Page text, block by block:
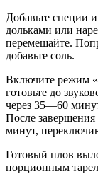
Добавьте специи
дольками или
перемешайте.
добавьте соль.
Включите режим
готовьте до
через 35—60
После завершения
минут,
Готовый плов
порционным